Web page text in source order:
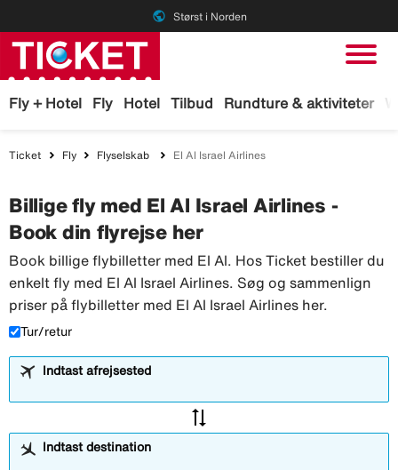
public Størst i Norden
Fly + Hotel Fly Hotel Tilbud Rundture & aktiviteter
Ticket Fly Flyselskab El Al Israel Airlines
Billige fly med El Al Israel Airlines -
Book din flyrejse her
Book billige flybilletter med El Al. Hos Ticket bestiller du
enkelt fly med El Al Israel Airlines. Søg og sammenlign
priser på flybilletter med El Al Israel Airlines her.
Tur/retur
Indtast afrejsested
sync_alt
Indtast destination